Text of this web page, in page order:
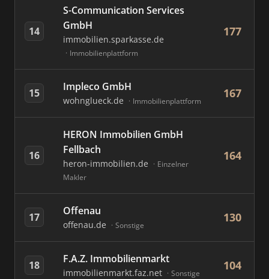
14
S-Communication Services
GmbH
immobilien.sparkasse.de
Immobilienplattform
177
15 Impleco GmbH
wohnglueck.de Immobilienplattform
167
16
HERON Immobilien GmbH
Fellbach
heron-immobilien.de
Einzelner
Makler
164
17 Offenau
offenau.de Sonstige
130
18 F.A.Z. Immobilienmarkt
immobilienmarkt.faz.net Sonstige
104